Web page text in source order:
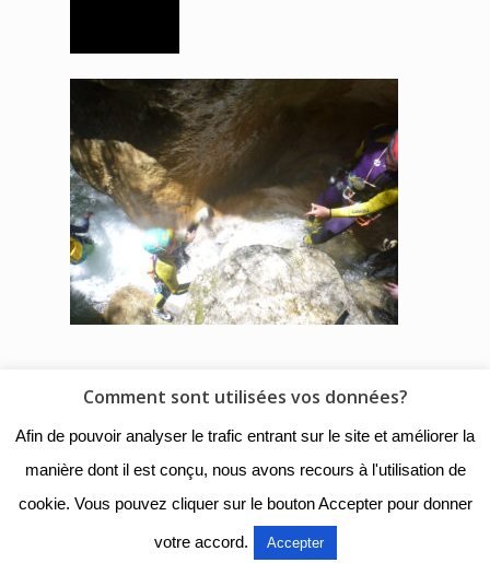
© 2018 - Collège Henri de
Navarre |Mentions légales|
Organigramme|Nous
contacter
Comment sont utilisées vos données?
Afin de pouvoir analyser le trafic entrant sur le site et améliorer la
manière dont il est conçu, nous avons recours à l'utilisation de
cookie. Vous pouvez cliquer sur le bouton Accepter pour donner
votre accord. Accepter